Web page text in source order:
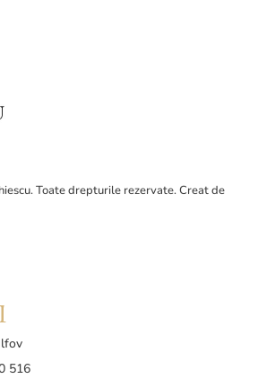
Toate drepturile rezervate. Creat de
516